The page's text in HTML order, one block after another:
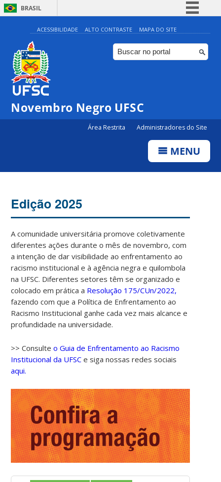
BRASIL
Simplifique!
Comunica BR
Participe
ACESSIBILIDADE ALTO CONTRASTE MAPA DO SITE
Novembro Negro UFSC
Área Restrita Administradores do Site
MENU
Edição 2025
A comunidade universitária promove coletivamente
diferentes ações durante o mês de novembro, com
a intenção de dar visibilidade ao enfrentamento ao
racismo institucional e à agência negra e quilombola
na UFSC. Diferentes setores têm se organizado e
colocado em prática a Resolução 175/CUn/2022,
fazendo com que a Política de Enfrentamento ao
Racismo Institucional ganhe cada vez mais alcance e
profundidade na universidade.
>> Consulteo Guia de Enfrentamento ao Racismo
Institucional da UFSC e siga nossas redes sociais
aqui.